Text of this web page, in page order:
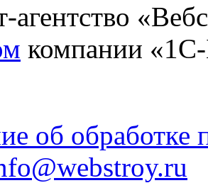
агентство
компании
об обработке